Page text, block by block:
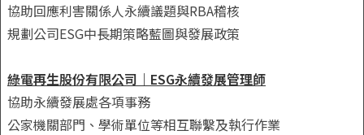
協助回應利害關係人永續議題與RBA稽核
規劃公司ESG中長期策略藍圖與發展政策
綠電再生股份有限公司｜ESG永續發展管理師
協助永續發展處各項事務
公家機關部門、學術單位等相互聯繫及執行作業